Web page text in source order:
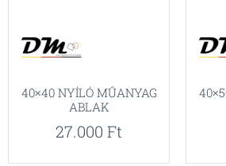
40×40 NYÍLÓ MŰANYAG
ABLAK
27.000 Ft